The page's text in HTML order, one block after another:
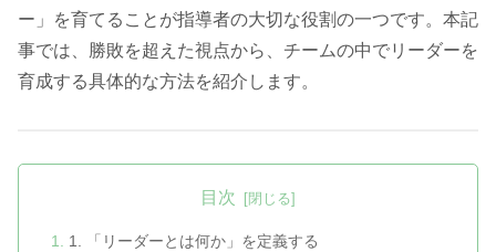
ー」を育てることが指導者の大切な役割の一つです。本記
事では、勝敗を超えた視点から、チームの中でリーダーを
育成する具体的な方法を紹介します。
目次
1. 「リーダーとは何か」を定義する